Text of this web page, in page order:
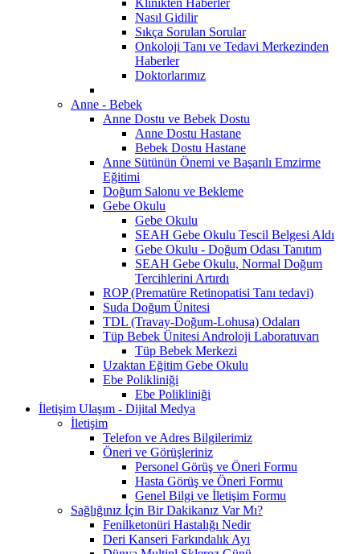
Nasıl Gidilir
Sıkça Sorulan Sorular
Onkoloji Tanı ve Tedavi Merkezinden
Haberler
Doktorlarımız
Anne - Bebek
Anne Dostu ve Bebek Dostu
Anne Dostu Hastane
Bebek Dostu Hastane
Anne Sütünün Önemi ve Başarılı Emzirme
Eğitimi
Doğum Salonu ve Bekleme
Gebe Okulu
Gebe Okulu
SEAH Gebe Okulu Tescil Belgesi Aldı
Gebe Okulu - Doğum Odası Tanıtım
SEAH Gebe Okulu, Normal Doğum
Tercihlerini Artırdı
ROP (Prematüre Retinopatisi Tanı tedavi)
Suda Doğum Ünitesi
TDL (Travay-Doğum-Lohusa) Odaları
Tüp Bebek Ünitesi Androloji Laboratuvarı
Tüp Bebek Merkezi
Uzaktan Eğitim Gebe Okulu
Ebe Polikliniği
Ebe Polikliniği
İletişim Ulaşım - Dijital Medya
İletişim
Telefon ve Adres Bilgilerimiz
Öneri ve Görüşleriniz
Personel Görüş ve Öneri Formu
Hasta Görüş ve Öneri Formu
Genel Bilgi ve İletişim Formu
Sağlığınız İçin Bir Dakikanız Var Mı?
Fenilketonüri Hastalığı Nedir
Deri Kanseri Farkındalık Ayı